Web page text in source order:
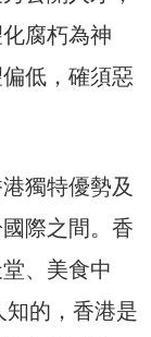
腐朽為神
低，確須惡
獨特優勢及
際之間。香
、美食中
的，香港是